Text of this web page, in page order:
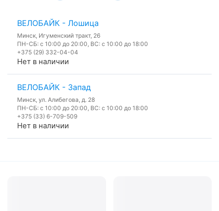
ВЕЛОБАЙК - Лошица
Минск, Игуменский тракт, 26
ПН-СБ: с 10:00 до 20:00, ВС: с 10:00 до 18:00
+375 (29) 332-04-04
Нет в наличии
ВЕЛОБАЙК - Запад
Минск, ул. Алибегова, д. 28
ПН-СБ: с 10:00 до 20:00, ВС: с 10:00 до 18:00
+375 (33) 6-709-509
Нет в наличии